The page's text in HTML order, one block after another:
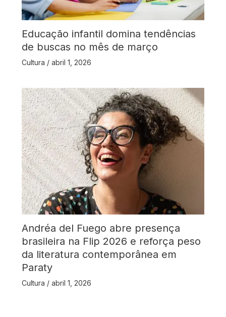
Educação infantil domina tendências
de buscas no mês de março
Cultura / abril 1, 2026
Andréa del Fuego abre presença
brasileira na Flip 2026 e reforça peso
da literatura contemporânea em
Paraty
Cultura / abril 1, 2026